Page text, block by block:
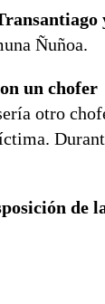
Ñuñoa.
un chofer
otro
de